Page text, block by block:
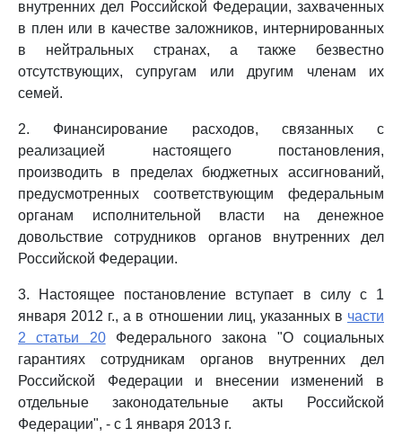
внутренних дел Российской Федерации, захваченных
в плен или в качестве заложников, интернированных
в нейтральных странах, а также безвестно
отсутствующих, супругам или другим членам их
семей.
2. Финансирование расходов, связанных с
реализацией настоящего постановления,
производить в пределах бюджетных ассигнований,
предусмотренных соответствующим федеральным
органам исполнительной власти на денежное
довольствие сотрудников органов внутренних дел
Российской Федерации.
3. Настоящее постановление вступает в силу с 1
января 2012 г., а в отношении лиц, указанных в части
2 статьи 20Федерального закона "О социальных
гарантиях сотрудникам органов внутренних дел
Российской Федерации и внесении изменений в
отдельные законодательные акты Российской
Федерации", - с 1 января 2013 г.